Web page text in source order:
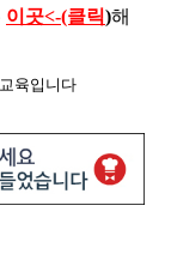
이곳<-(클릭)해
육입니다